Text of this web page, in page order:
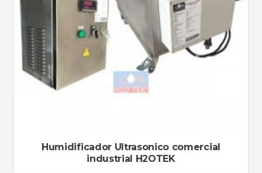
Humidificador Ultrasonico comercial
industrial H2OTEK